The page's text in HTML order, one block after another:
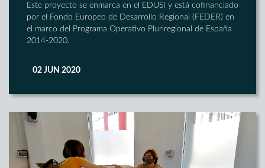
Este proyecto se enmarca en el EDUSI y está cofinanciado
por el Fondo Europeo de Desarrollo Regional (FEDER) en
el marco del Programa Operativo Pluriregional de España
2014-2020.
02 JUN 2020